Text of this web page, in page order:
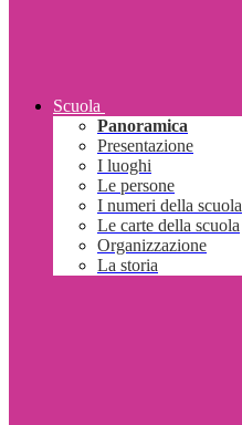
Scuola
Panoramica
Presentazione
I luoghi
Le persone
I numeri della scuola
Le carte della scuola
Organizzazione
La storia